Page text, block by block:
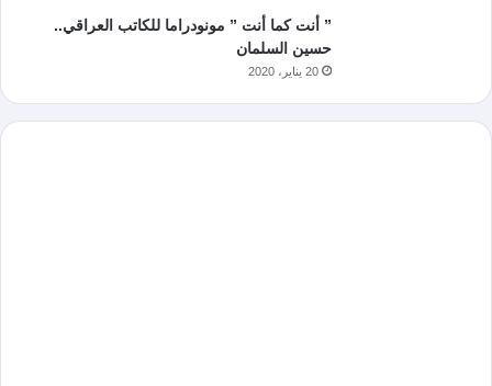
” أنت كما أنت ” مونودراما للكاتب العراقي..
حسين السلمان
20 يناير، 2020